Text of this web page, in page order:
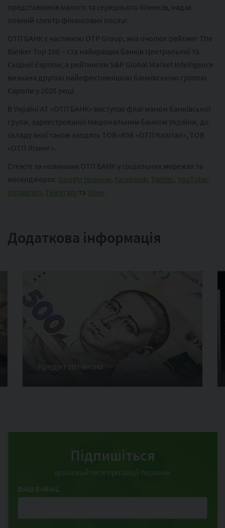
представників малого та середнього бізнесів, надає
повний спектр фінансових послуг.
ОТП БАНК є частиною ОТР Group, яка очолює рейтинг The
Banker Top 100 – ста найкращих банків Центральної та
Східної Європи, а рейтингом S&P Global Market Intelligence
визнана другою найефективнішою банківською групою
Європи у 2025 році.
В Україні АТ «ОТП БАНК» виступає флагманом банківської
групи, зареєстрованої Національним банком України, до
складу якої також входять ТОВ «КУА «ОТП Капітал», ТОВ
«ОТП Лізинг».
Стежте за новинами ОТП БАНК у соціальних мережах та
месенджерах: Google Новини, Facebook, Twitter, YouTube,
Instagram, Telegram та Viber
Додаткова інформація
Кредит готівкою
Підпишіться
дізнавайтеся про акції першим
ВАШ E-MAIL